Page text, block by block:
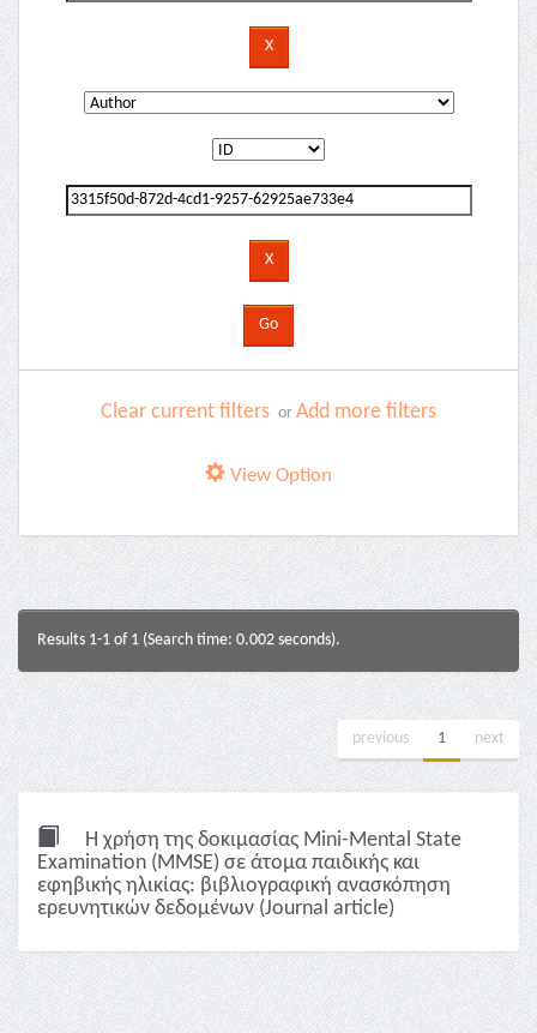
Clear current filters or Add more filters
View Option
Results 1-1 of 1 (Search time: 0.002 seconds).
previous 1 next
Η χρήση της δοκιμασίας Mini-Mental State
Examination (MMSE) σε άτομα παιδικής και
εφηβικής ηλικίας: βιβλιογραφική ανασκόπηση
ερευνητικών δεδομένων (Journal article)